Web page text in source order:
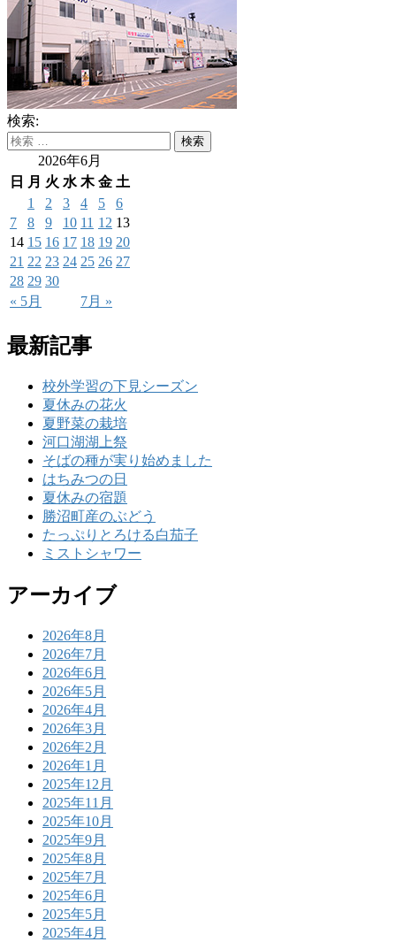
検索:
2026年6月
日
月 火 水 木 金 土
« 5月 7月 »
1 2 3 4 5
6
7
8 9 10 11 12 13
14 15 16 17 18 19 20
21 22 23 24 25 26 27
28 29 30
最新記事
校外学習の下見シーズン
夏休みの花火
夏野菜の栽培
河口湖湖上祭
そばの種が実り始めました
はちみつの日
夏休みの宿題
勝沼町産のぶどう
たっぷりとろける白茄子
ミストシャワー
アーカイブ
2026年8月
2026年7月
2026年6月
2026年5月
2026年4月
2026年3月
2026年2月
2026年1月
2025年12月
2025年11月
2025年10月
2025年9月
2025年8月
2025年7月
2025年6月
2025年5月
2025年4月